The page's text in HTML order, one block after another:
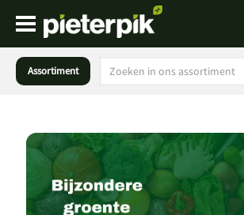
Assortiment